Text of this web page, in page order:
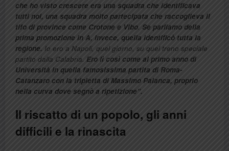
che ho visto crescere era una squadra che identificava
tutti noi, una squadra molto partecipata che raccoglieva il
tifo di province come Crotone e Vibo. Se parliamo della
prima promozione in A, invece, quella identificò tutta la
regione. Io ero a Napoli, quel giorno, su quel treno speciale
partito dalla Calabria. Ero lì così come al primo anno di
Università in quella famosissima partita di Roma-
Catanzaro con la tripletta di Massimo Palanca, proprio
nella curva dove segnò a ripetizione”.
Il riscatto di un popolo, gli anni
difficili e la rinascita